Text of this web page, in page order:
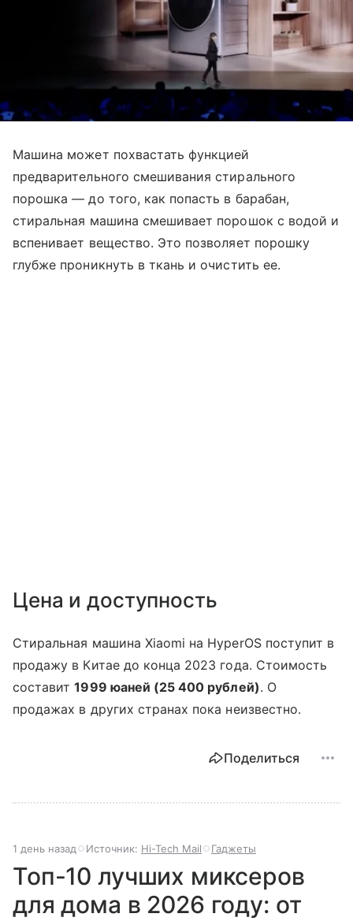
Машина может похвастать функцией
предварительного смешивания стирального
порошка — до того, как попасть в барабан,
стиральная машина смешивает порошок с водой и
вспенивает вещество. Это позволяет порошку
глубже проникнуть в ткань и очистить ее.
Цена и доступность
Стиральная машина Xiaomi на HyperOS поступит в
продажу в Китае до конца 2023 года. Стоимость
составит1999 юаней (25 400 рублей). О
продажах в других странах пока неизвестно.
Поделиться
1 день назад Источник: Hi-Tech Mail Гаджеты
Топ-10 лучших миксеров
для дома в 2026 году: от